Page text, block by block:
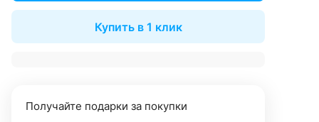
Купить в 1 клик
Получайте подарки за покупки